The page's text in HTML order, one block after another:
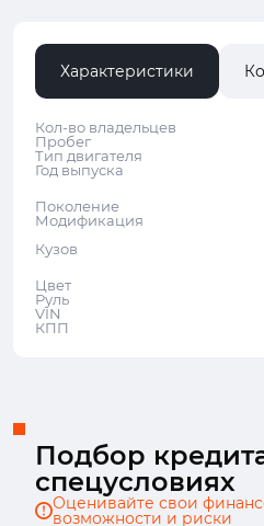
Характеристики
Кол-во владельцев
Пробег
Тип двигателя
Год выпуска
Поколение
Модификация
Кузов
Цвет
Руль
VIN
КПП
Подбор
спецусловиях
Оценивайте свои
возможности и риски